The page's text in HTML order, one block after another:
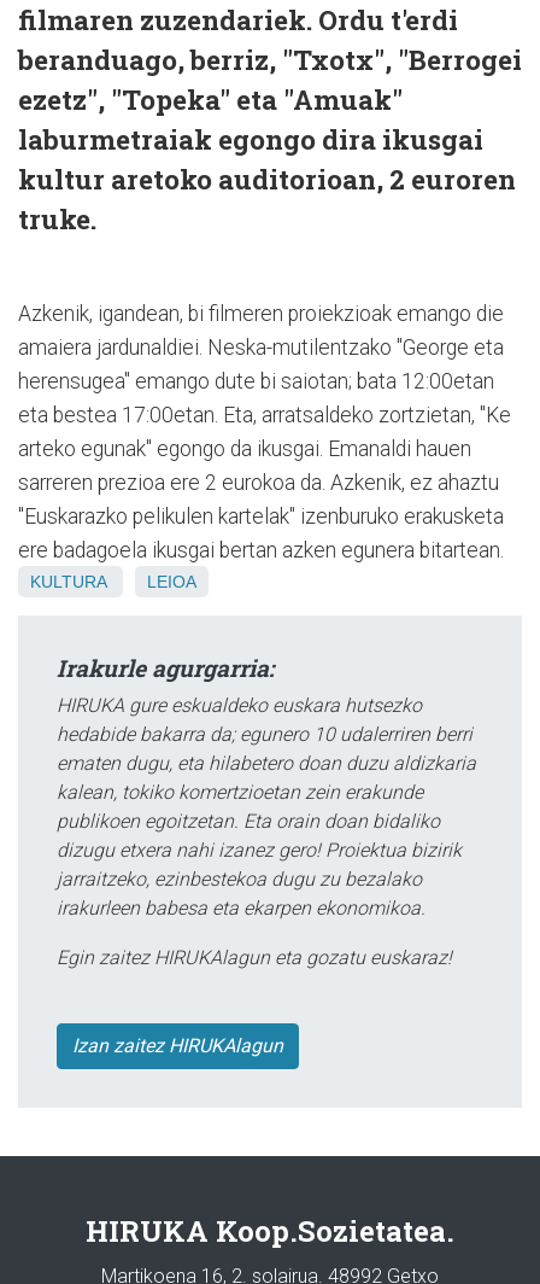
filmaren zuzendariek. Ordu t'erdi
beranduago, berriz, "Txotx", "Berrogei
ezetz", "Topeka" eta "Amuak"
laburmetraiak egongo dira ikusgai
kultur aretoko auditorioan, 2 euroren
truke.
Azkenik, igandean, bi filmeren proiekzioak emango die
amaiera jardunaldiei. Neska-mutilentzako "George eta
herensugea" emango dute bi saiotan; bata 12:00etan
eta bestea 17:00etan. Eta, arratsaldeko zortzietan, "Ke
arteko egunak" egongo da ikusgai. Emanaldi hauen
sarreren prezioa ere 2 eurokoa da. Azkenik, ez ahaztu
"Euskarazko pelikulen kartelak" izenburuko erakusketa
ere badagoela ikusgai bertan azken egunera bitartean.
KULTURA LEIOA
Irakurle agurgarria:
HIRUKA gure eskualdeko euskara hutsezko
hedabide bakarra da; egunero 10 udalerriren berri
ematen dugu, eta hilabetero doan duzu aldizkaria
kalean, tokiko komertzioetan zein erakunde
publikoen egoitzetan. Eta orain doan bidaliko
dizugu etxera nahi izanez gero! Proiektua bizirik
jarraitzeko, ezinbestekoa dugu zu bezalako
irakurleen babesa eta ekarpen ekonomikoa.
Egin zaitez HIRUKAlagun eta gozatu euskaraz!
Izan zaitez HIRUKAlagun
HIRUKA Koop.Sozietatea.
Martikoena 16, 2. solairua. 48992 Getxo